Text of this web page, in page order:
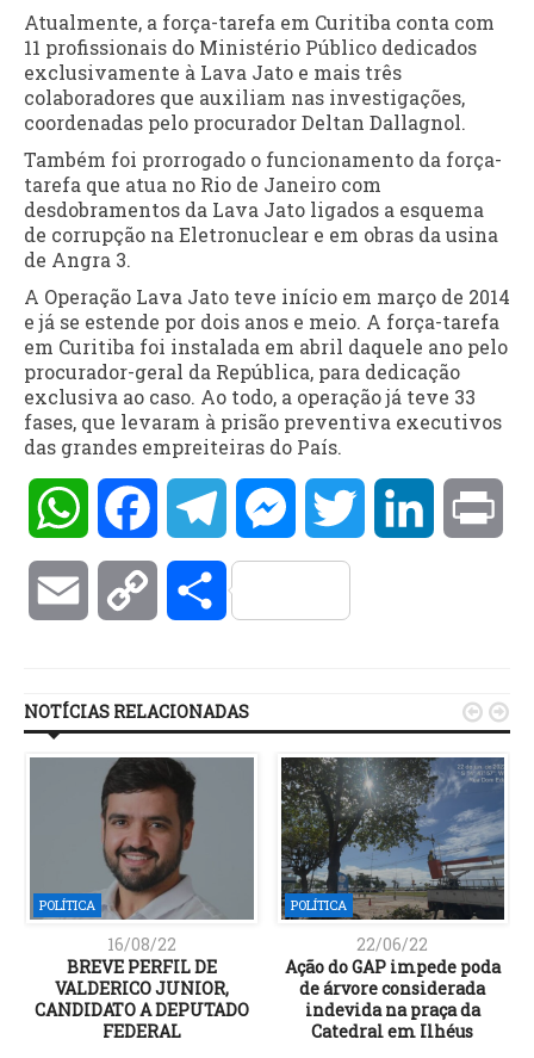
Atualmente, a força-tarefa em Curitiba conta com
11 profissionais do Ministério Público dedicados
exclusivamente à Lava Jato e mais três
colaboradores que auxiliam nas investigações,
coordenadas pelo procurador Deltan Dallagnol.
Também foi prorrogado o funcionamento da força-
tarefa que atua no Rio de Janeiro com
desdobramentos da Lava Jato ligados a esquema
de corrupção na Eletronuclear e em obras da usina
de Angra 3.
A Operação Lava Jato teve início em março de 2014
e já se estende por dois anos e meio. A força-tarefa
em Curitiba foi instalada em abril daquele ano pelo
procurador-geral da República, para dedicação
exclusiva ao caso. Ao todo, a operação já teve 33
fases, que levaram à prisão preventiva executivos
das grandes empreiteiras do País.
WhatsAppFacebookTelegramMessengerTwitter LinkedIn
Email Copy Compartilhar
NOTÍCIAS RELACIONADAS
POLÍTICA
16/08/22
BREVE PERFIL DE
VALDERICO JUNIOR,
CANDIDATO A DEPUTADO
FEDERAL
POLÍTICA
22/06/22
Ação do GAP impede poda
de árvore considerada
indevida na praça da
Catedral em Ilhéus
 